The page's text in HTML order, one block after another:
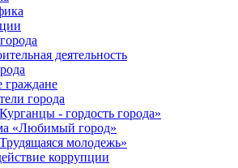
деятельность
граждане
города
- гордость города»
«Любимый город»
молодежь»
коррупции